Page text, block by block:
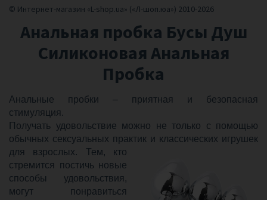
© Интернет-магазин «L-shop.ua» («Л-шоп.юа») 2010-2026
Анальная пробка Бусы Душ
Силиконовая Анальная
Пробка
Анальные пробки – приятная и безопасная
стимуляция.
Получать удовольствие можно не только с помощью
обычных сексуальных практик и классических игрушек
для взрослых. Тем, кто
стремится постичь новые
способы удовольствия,
могут понравиться